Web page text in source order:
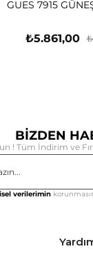
GUES 7915
₺5.861,00
BİZDEN
! Tüm İndirim ve
verilerimin